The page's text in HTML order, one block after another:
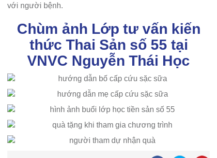
với người bệnh.
Chùm ảnh Lớp tư vấn kiến
thức Thai Sản số 55 tại
VNVC Nguyễn Thái Học